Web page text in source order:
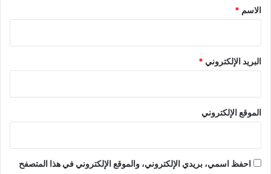
*
الاسم *
البريد الإلكتروني *
الموقع الإلكتروني
احفظ اسمي، بريدي الإلكتروني، والموقع الإلكتروني في هذا المتصفح